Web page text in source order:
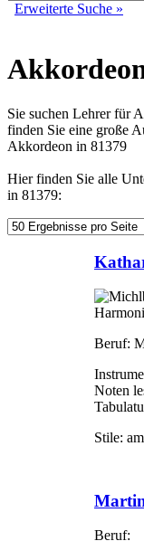
Erweiterte Suche »
Sie suchen Lehrer für
finden Sie eine große
Akkordeon in 81379
Hier finden Sie alle
in 81379:
Beruf:
Noten
Stile:
Beruf: